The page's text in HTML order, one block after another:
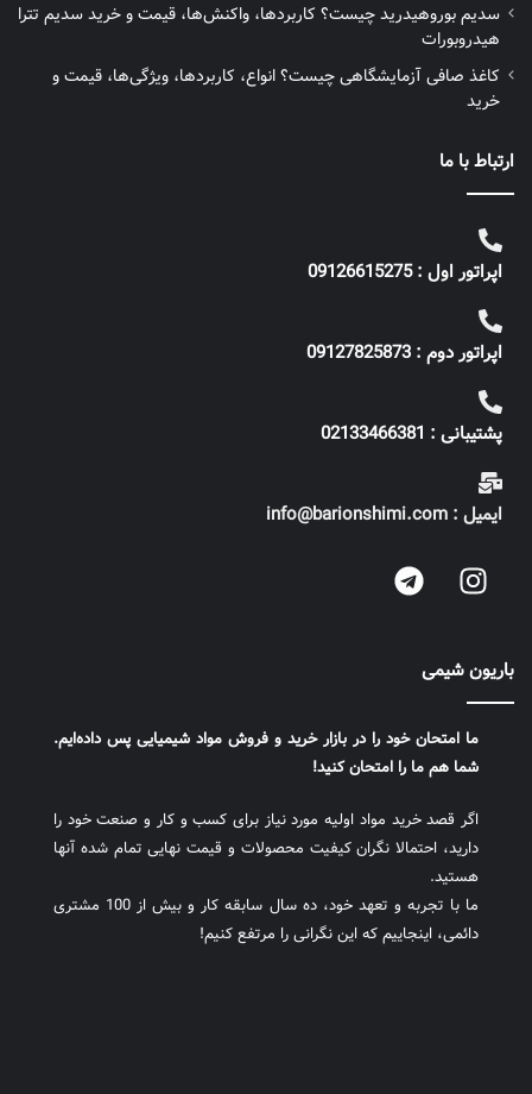
سدیم بوروهیدرید چیست؟ کاربردها، واکنش‌ها، قیمت و خرید سدیم تترا
هیدروبورات
کاغذ صافی آزمایشگاهی چیست؟ انواع، کاربردها، ویژگی‌ها، قیمت و
خرید
ارتباط با ما
اپراتور اول : 09126615275
اپراتور دوم : 09127825873
پشتیبانی : 02133466381
ایمیل : info@barionshimi.com
باریون شیمی
ما امتحان خود را در بازار خرید و فروش مواد شیمیایی پس داده‌ایم.
شما هم ما را امتحان کنید!
اگر قصد خرید مواد اولیه مورد نیاز برای کسب و کار و صنعت خود را
دارید، احتمالا نگران کیفیت محصولات و قیمت نهایی تمام شده آنها
هستید.
ما با تجربه و تعهد خود، ده سال سابقه کار و بیش از 100 مشتری
دائمی، اینجاییم که این نگرانی را مرتفع کنیم!